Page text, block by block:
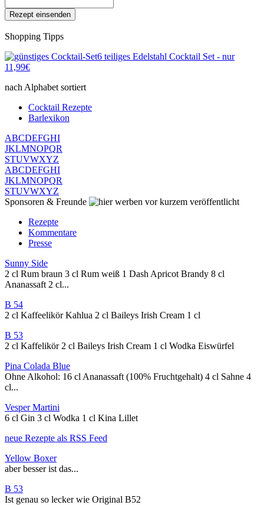
Shopping Tipps
6 teiliges Edelstahl Cocktail Set - nur
11,99€
nach Alphabet sortiert
Cocktail Rezepte
Barlexikon
ABCDEFGHI
JKLMNOPQR
STUVWXYZ
ABCDEFGHI
JKLMNOPQR
STUVWXYZ
Sponsoren & Freunde
vor kurzem veröffentlicht
Rezepte
Kommentare
Presse
Sunny Side
2 cl Rum braun 3 cl Rum weiß 1 Dash Apricot Brandy 8 cl
Ananassaft 2 cl...
B 54
2 cl Kaffeelikör Kahlua 2 cl Baileys Irish Cream 1 cl
B 53
2 cl Kaffelikör 2 cl Baileys Irish Cream 1 cl Wodka Eiswürfel
Pina Colada Blue
Ohne Alkohol: 16 cl Ananassaft (100% Fruchtgehalt) 4 cl Sahne 4
cl...
Vesper Martini
6 cl Gin 3 cl Wodka 1 cl Kina Lillet
neue Rezepte als RSS Feed
Yellow Boxer
aber besser ist das...
B 53
Ist genau so lecker wie Original B52